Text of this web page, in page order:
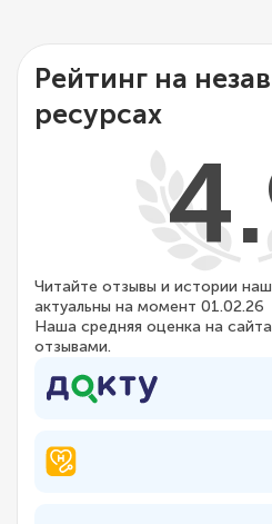
Рейтинг на
ресурсах
Читайте отзывы и истории
актуальны на момент 01.02.26
Наша средняя оценка на
отзывами.